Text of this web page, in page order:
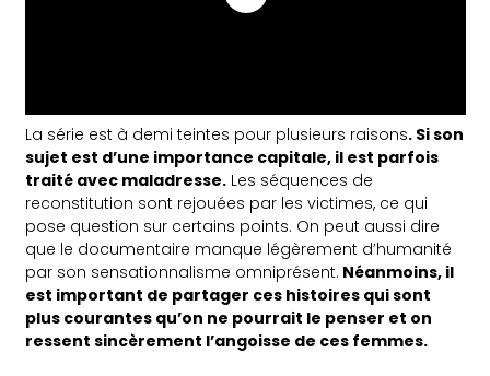
La série est à demi teintes pour plusieurs raisons. Si son
sujet est d’une importance capitale, il est parfois
traité avec maladresse. Les séquences de
reconstitution sont rejouées par les victimes, ce qui
pose question sur certains points. On peut aussi dire
que le documentaire manque légèrement d’humanité
par son sensationnalisme omniprésent. Néanmoins, il
est important de partager ces histoires qui sont
plus courantes qu’on ne pourrait le penser et on
ressent sincèrement l’angoisse de ces femmes.